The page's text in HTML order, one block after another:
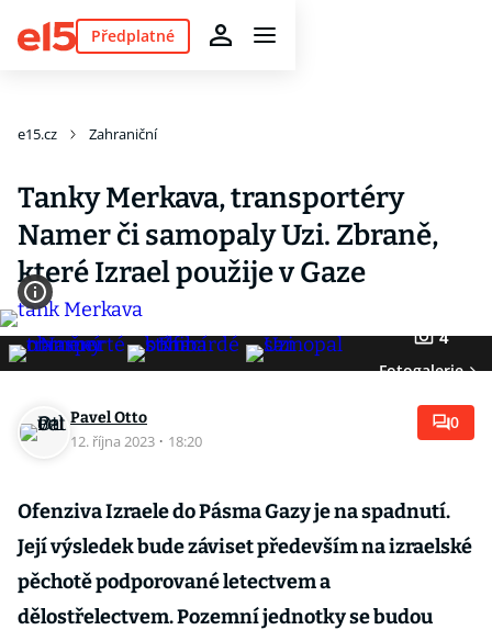
Předplatné
e15.cz Zahraniční
Tanky Merkava, transportéry
Namer či samopaly Uzi. Zbraně,
které Izrael použije v Gaze
4
Fotogalerie
Pavel Otto
12. října 2023 · 18:20
0
Ofenziva Izraele do Pásma Gazy je na spadnutí.
Její výsledek bude záviset především na izraelské
pěchotě podporované letectvem a
dělostřelectvem. Pozemní jednotky se budou